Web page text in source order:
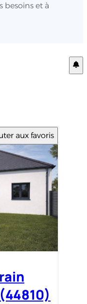
besoins et à
aux favoris